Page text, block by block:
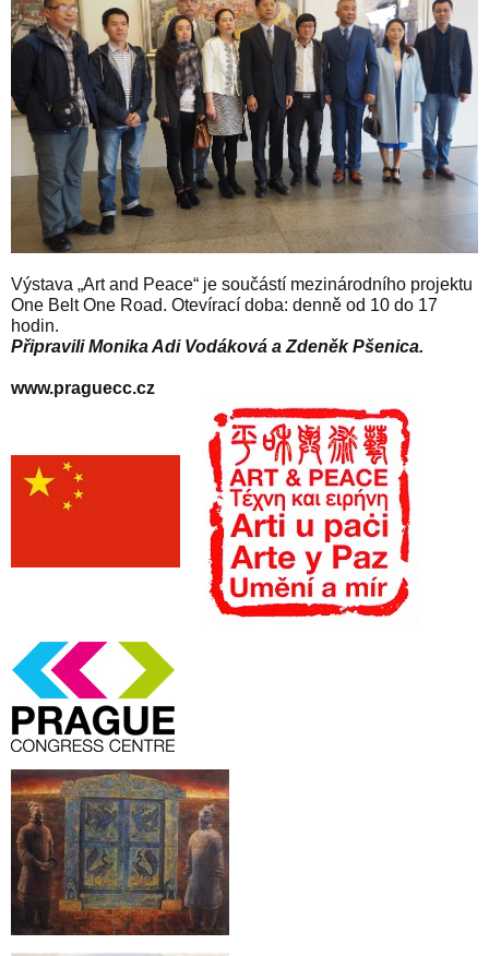
Výstava „Art and Peace“ je součástí mezinárodního projektu
One Belt One Road. Otevírací doba: denně od 10 do 17
hodin.
Připravili Monika Adi Vodáková a Zdeněk Pšenica.
www.praguecc.cz